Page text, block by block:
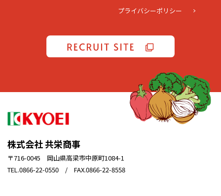
プライバシーポリシー
株式会社 共栄商事
〒716-0045 岡山県高梁市中原町1084-1
TEL.0866-22-0550 / FAX.0866-22-8558